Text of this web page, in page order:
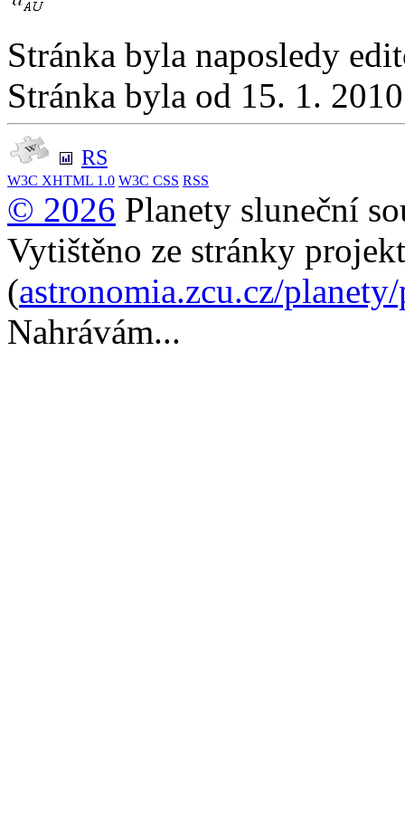
Stránka byla naposledy
Stránka byla od 15. 1.
RS
W3C XHTML 1.0 W3C CSS RSS
© 2026 Planety sluneční
Vytištěno ze stránky
(astronomia.zcu.cz/
Nahrávám...